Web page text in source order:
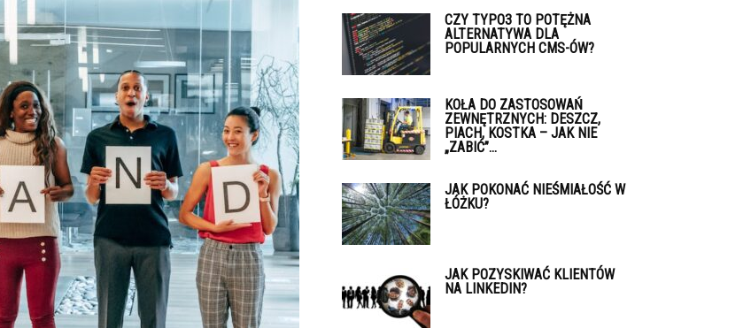
CZY TYPO3 TO POTĘŻNA
ALTERNATYWA DLA
POPULARNYCH CMS-ÓW?
KOŁA DO ZASTOSOWAŃ
ZEWNĘTRZNYCH: DESZCZ,
PIACH, KOSTKA – JAK NIE
„ZABIĆ”...
JAK POKONAĆ NIEŚMIAŁOŚĆ W
ŁÓŻKU?
JAK POZYSKIWAĆ KLIENTÓW
NA LINKEDIN?